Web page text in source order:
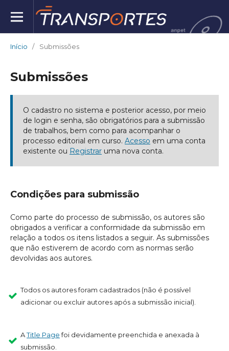
Início / Submissões
Submissões
O cadastro no sistema e posterior acesso, por meio
de login e senha, são obrigatórios para a submissão
de trabalhos, bem como para acompanhar o
processo editorial em curso. Acesso em uma conta
existente ou Registraruma nova conta.
Condições para submissão
Como parte do processo de submissão, os autores são
obrigados a verificar a conformidade da submissão em
relação a todos os itens listados a seguir. As submissões
que não estiverem de acordo com as normas serão
devolvidas aos autores.
Todos os autores foram cadastrados (não é possível
adicionar ou excluir autores após a submissão inicial).
ATitle Pagefoi devidamente preenchida e anexada à
submissão.